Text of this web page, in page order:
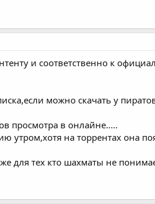
и соответственно к
можно скачать у
просмотра в онлайне.....
утром,хотя на торрентах она
для тех кто шахматы не